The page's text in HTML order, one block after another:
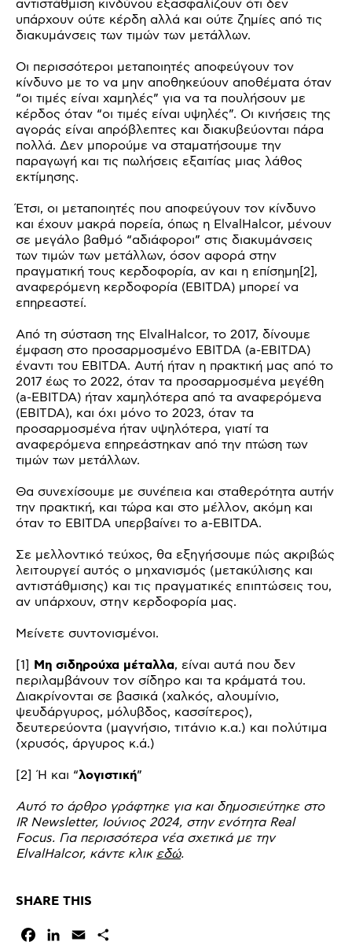
αντιστάθμιση κινδύνου εξασφαλίζουν ότι δεν
υπάρχουν ούτε κέρδη αλλά και ούτε ζημίες από τις
διακυμάνσεις των τιμών των μετάλλων.
Οι περισσότεροι μεταποιητές αποφεύγουν τον
κίνδυνο με το να μην αποθηκεύουν αποθέματα όταν
“οι τιμές είναι χαμηλές” για να τα πουλήσουν με
κέρδος όταν “οι τιμές είναι υψηλές”. Οι κινήσεις της
αγοράς είναι απρόβλεπτες και διακυβεύονται πάρα
πολλά. Δεν μπορούμε να σταματήσουμε την
παραγωγή και τις πωλήσεις εξαιτίας μιας λάθος
εκτίμησης.
Έτσι, οι μεταποιητές που αποφεύγουν τον κίνδυνο
και έχουν μακρά πορεία, όπως η ElvalHalcor, μένουν
σε μεγάλο βαθμό “αδιάφοροι” στις διακυμάνσεις
των τιμών των μετάλλων, όσον αφορά στην
πραγματική τους κερδοφορία, αν και η επίσημη[2],
αναφερόμενη κερδοφορία (EBITDA) μπορεί να
επηρεαστεί.
Από τη σύσταση της ElvalHalcor, το 2017, δίνουμε
έμφαση στο προσαρμοσμένο EBITDA (a-EBITDA)
έναντι του EBITDA. Αυτή ήταν η πρακτική μας από το
2017 έως το 2022, όταν τα προσαρμοσμένα μεγέθη
(a-EBITDA) ήταν χαμηλότερα από τα αναφερόμενα
(EBITDA), και όχι μόνο το 2023, όταν τα
προσαρμοσμένα ήταν υψηλότερα, γιατί τα
αναφερόμενα επηρεάστηκαν από την πτώση των
τιμών των μετάλλων.
Θα συνεχίσουμε με συνέπεια και σταθερότητα αυτήν
την πρακτική, και τώρα και στο μέλλον, ακόμη και
όταν το EBITDA υπερβαίνει το a-EBITDA.
Σε μελλοντικό τεύχος, θα εξηγήσουμε πώς ακριβώς
λειτουργεί αυτός ο μηχανισμός (μετακύλισης και
αντιστάθμισης) και τις πραγματικές επιπτώσεις του,
αν υπάρχουν, στην κερδοφορία μας.
Μείνετε συντονισμένοι.
[1] Μη σιδηρούχα μέταλλα, είναι αυτά που δεν
περιλαμβάνουν τον σίδηρο και τα κράματά του.
Διακρίνονται σε βασικά (χαλκός, αλουμίνιο,
ψευδάργυρος, μόλυβδος, κασσίτερος),
δευτερεύοντα (μαγνήσιο, τιτάνιο κ.α.) και πολύτιμα
(χρυσός, άργυρος κ.ά.)
[2] Ή και “λογιστική”
Αυτό το άρθρο γράφτηκε για και δημοσιεύτηκε στο
IR Newsletter, Ιούνιος 2024, στην ενότητα Real
Focus. Για περισσότερα νέα σχετικά με την
ElvalHalcor, κάντε κλικ εδώ.
SHARE THIS
FacebookLinkedIn
Email